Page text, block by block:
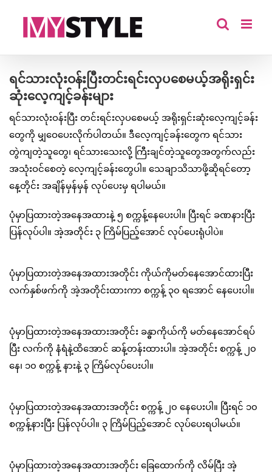
ရင်သားလုံးဝန်းပြီးတင်းရင်းလှပစေမယ့်အရိုးရှင်း
ဆုံးလေ့ကျင့်ခန်းများ
ရင်သားလုံးဝန်းပြီး တင်းရင်းလှပစေမယ့် အရိုးရှင်းဆုံးလေ့ကျင့်ခန်း
တွေကို မျှဝေပေးလိုက်ပါတယ်။ ဒီလေ့ကျင့်ခန်းတွေက ရင်သား
တွဲကျတဲ့သူတွေ၊ ရင်သားသေးလို့ ကြီးချင်တဲ့သူတွေအတွက်လည်း
အသုံးဝင်စေတဲ့ လေ့ကျင့်ခန်းတွေပါ။ သေချာသိသာဖို့ဆိုရင်တော့
နေ့တိုင်း အချိန်မှန်မှန် လုပ်ပေးမှ ရပါမယ်။
ပုံမှာပြထားတဲ့အနေအထားနဲ့ ၅ စက္ကန့်နေပေးပါ။ ပြီးရင် ခဏနားပြီး
ပြန်လုပ်ပါ။ အဲ့အတိုင်း ၃ ကြိမ်ပြည့်အောင် လုပ်ပေးရုံပါပဲ။
ပုံမှာပြထားတဲ့အနေအထားအတိုင်း ကိုယ်ကိုမတ်နေအောင်ထားပြီး
လက်နှစ်ဖက်ကို အဲ့အတိုင်းထားကာ စက္ကန့် ၃၀ ရအောင် နေပေးပါ။
ပုံမှာပြထားတဲ့အနေအထားအတိုင်း ခန္ဓာကိုယ်ကို မတ်နေအောင်ရပ်
ပြီး လက်ကို နံရံနဲ့ထိအောင် ဆန့်တန်းထားပါ။ အဲ့အတိုင်း စက္ကန့် ၂၀
နေ၊ ၁၀ စက္ကန့် နားနဲ့ ၃ ကြိမ်လုပ်ပေးပါ။
ပုံမှာပြထားတဲ့အနေအထားအတိုင်း စက္ကန့် ၂၀ နေပေးပါ။ ပြီးရင် ၁၀
စက္ကန့်နားပြီး ပြန်လုပ်ပါ။ ၃ ကြိမ်ပြည့်အောင် လုပ်ပေးရပါမယ်။
ပုံမှာပြထားတဲ့အနေအထားအတိုင်း ခြေထောက်ကို လိမ်ပြီး အဲ့